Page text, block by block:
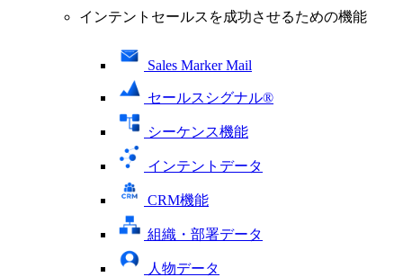
インテントセールスを成功させるための機能
Sales Marker Mail
セールスシグナル®
シーケンス機能
インテントデータ
CRM機能
組織・部署データ
人物データ